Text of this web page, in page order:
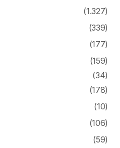
(1.327)
(339)
(177)
(159)
(34)
(178)
(10)
(106)
(59)